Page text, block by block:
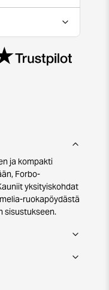
ja kompakti
Forbo-
yksityiskohdat
ruokapöydästä
sisustukseen.